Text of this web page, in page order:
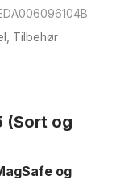
Tilbehør
(Sort og
og